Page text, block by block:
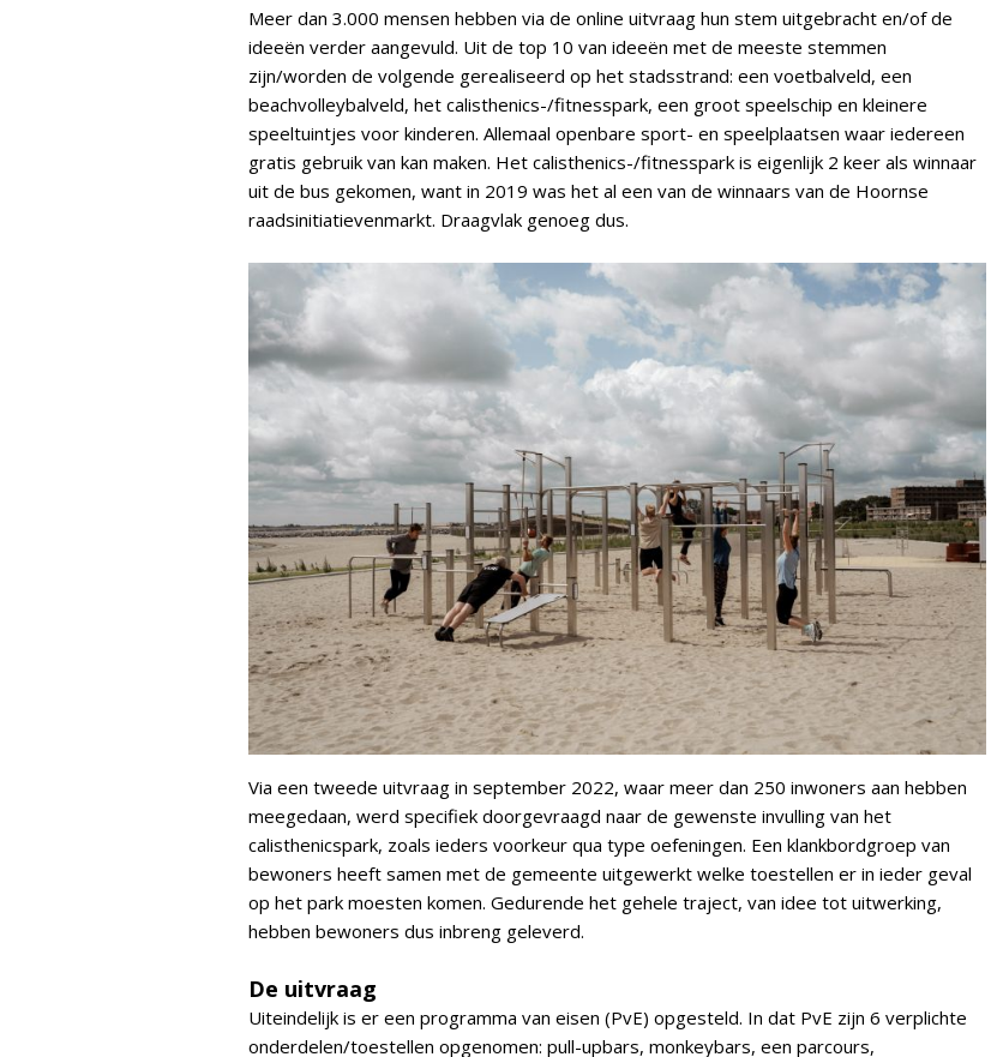
Meer dan 3.000 mensen hebben via de online uitvraag hun stem uitgebracht en/of de
ideeën verder aangevuld. Uit de top 10 van ideeën met de meeste stemmen
zijn/worden de volgende gerealiseerd op het stadsstrand: een voetbalveld, een
beachvolleybalveld, het calisthenics-/fitnesspark, een groot speelschip en kleinere
speeltuintjes voor kinderen. Allemaal openbare sport- en speelplaatsen waar iedereen
gratis gebruik van kan maken. Het calisthenics-/fitnesspark is eigenlijk 2 keer als winnaar
uit de bus gekomen, want in 2019 was het al een van de winnaars van de Hoornse
raadsinitiatievenmarkt. Draagvlak genoeg dus.
Via een tweede uitvraag in september 2022, waar meer dan 250 inwoners aan hebben
meegedaan, werd specifiek doorgevraagd naar de gewenste invulling van het
calisthenicspark, zoals ieders voorkeur qua type oefeningen. Een klankbordgroep van
bewoners heeft samen met de gemeente uitgewerkt welke toestellen er in ieder geval
op het park moesten komen. Gedurende het gehele traject, van idee tot uitwerking,
hebben bewoners dus inbreng geleverd.
De uitvraag
Uiteindelijk is er een programma van eisen (PvE) opgesteld. In dat PvE zijn 6 verplichte
onderdelen/toestellen opgenomen: pull-upbars, monkeybars, een parcours,